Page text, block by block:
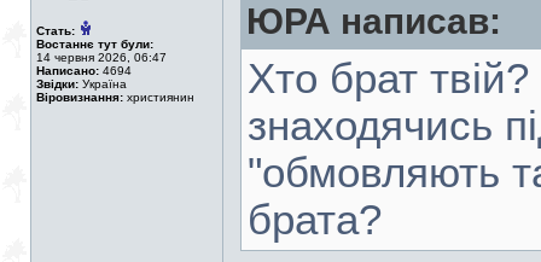
Стать:
Востаннє тут були:
14 червня 2026, 06:47
Написано: 4694
Звідки: Україна
Віровизнання: християнин
ЮРА написав:
Хто брат твій?
знаходячись
"обмовляють
брата?